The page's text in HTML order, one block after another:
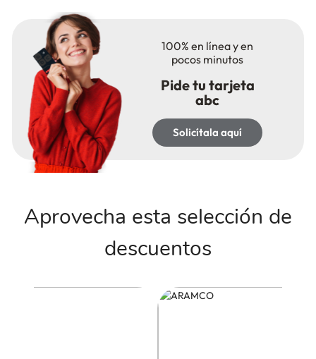
100% en línea y en
pocos minutos
Pide tu tarjeta
abc
Solicítala aquí
Aprovecha esta selección de
descuentos